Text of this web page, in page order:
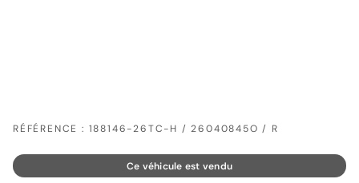
RÉFÉRENCE : 188146-26TC-H / 26040845O / R
Ce véhicule est vendu